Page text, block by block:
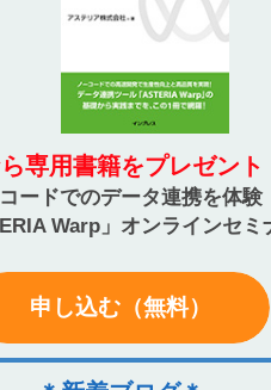
ら専用書籍をプレゼン
ードでのデータ連携を体験
Warp」オンラインセミ
申し込む（無料）